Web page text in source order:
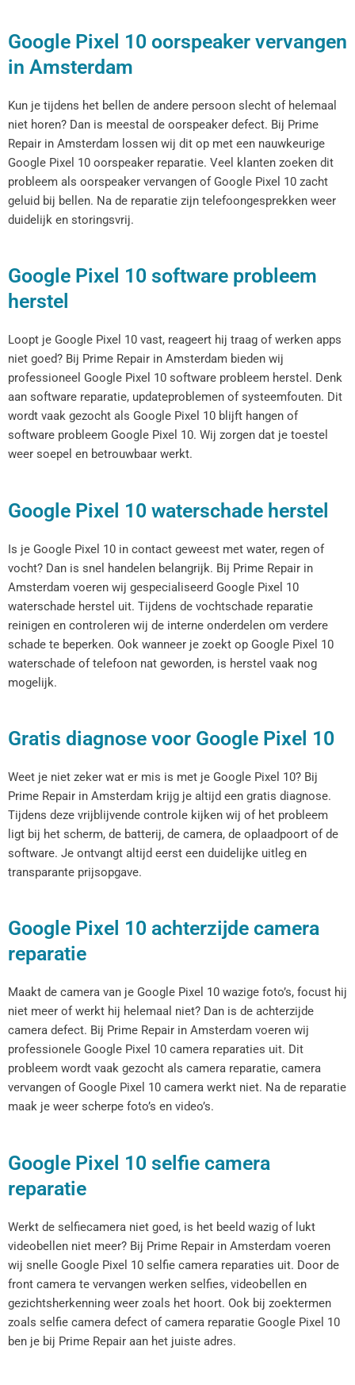
Google Pixel 10 oorspeaker vervangen
in Amsterdam
Kun je tijdens het bellen de andere persoon slecht of helemaal
niet horen? Dan is meestal de oorspeaker defect. Bij Prime
Repair in Amsterdam lossen wij dit op met een nauwkeurige
Google Pixel 10 oorspeaker reparatie. Veel klanten zoeken dit
probleem als oorspeaker vervangen of Google Pixel 10 zacht
geluid bij bellen. Na de reparatie zijn telefoongesprekken weer
duidelijk en storingsvrij.
Google Pixel 10 software probleem
herstel
Loopt je Google Pixel 10 vast, reageert hij traag of werken apps
niet goed? Bij Prime Repair in Amsterdam bieden wij
professioneel Google Pixel 10 software probleem herstel. Denk
aan software reparatie, updateproblemen of systeemfouten. Dit
wordt vaak gezocht als Google Pixel 10 blijft hangen of
software probleem Google Pixel 10. Wij zorgen dat je toestel
weer soepel en betrouwbaar werkt.
Google Pixel 10 waterschade herstel
Is je Google Pixel 10 in contact geweest met water, regen of
vocht? Dan is snel handelen belangrijk. Bij Prime Repair in
Amsterdam voeren wij gespecialiseerd Google Pixel 10
waterschade herstel uit. Tijdens de vochtschade reparatie
reinigen en controleren wij de interne onderdelen om verdere
schade te beperken. Ook wanneer je zoekt op Google Pixel 10
waterschade of telefoon nat geworden, is herstel vaak nog
mogelijk.
Gratis diagnose voor Google Pixel 10
Weet je niet zeker wat er mis is met je Google Pixel 10? Bij
Prime Repair in Amsterdam krijg je altijd een gratis diagnose.
Tijdens deze vrijblijvende controle kijken wij of het probleem
ligt bij het scherm, de batterij, de camera, de oplaadpoort of de
software. Je ontvangt altijd eerst een duidelijke uitleg en
transparante prijsopgave.
Google Pixel 10 achterzijde camera
reparatie
Maakt de camera van je Google Pixel 10 wazige foto’s, focust hij
niet meer of werkt hij helemaal niet? Dan is de achterzijde
camera defect. Bij Prime Repair in Amsterdam voeren wij
professionele Google Pixel 10 camera reparaties uit. Dit
probleem wordt vaak gezocht als camera reparatie, camera
vervangen of Google Pixel 10 camera werkt niet. Na de reparatie
maak je weer scherpe foto’s en video’s.
Google Pixel 10 selfie camera
reparatie
Werkt de selfiecamera niet goed, is het beeld wazig of lukt
videobellen niet meer? Bij Prime Repair in Amsterdam voeren
wij snelle Google Pixel 10 selfie camera reparaties uit. Door de
front camera te vervangen werken selfies, videobellen en
gezichtsherkenning weer zoals het hoort. Ook bij zoektermen
zoals selfie camera defect of camera reparatie Google Pixel 10
ben je bij Prime Repair aan het juiste adres.